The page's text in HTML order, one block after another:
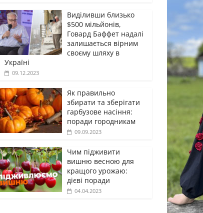
Виділивши близько
$500 мільйонів,
Говард Баффет надалі
залишається вірним
своєму шляху в
Україні
09.12.2023
Як правильно
збирати та зберігати
гарбузове насіння:
поради городникам
09.09.2023
Чим підживити
вишню весною для
кращого урожаю:
дієві поради
04.04.2023